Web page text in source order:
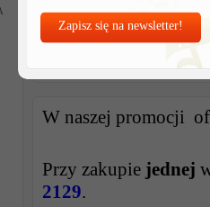
Zapisz się na newsletter!
W naszej promocji
Przy zakupie jednej
2129.